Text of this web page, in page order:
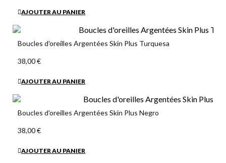
AJOUTER AU PANIER
Boucles d'oreilles Argentées Skin Plus Turquesa
38,00 €
AJOUTER AU PANIER
Boucles d'oreilles Argentées Skin Plus Negro
38,00 €
AJOUTER AU PANIER